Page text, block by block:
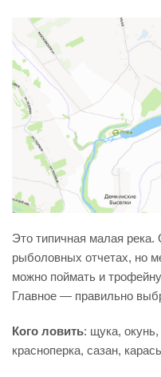
Это типичная малая
рыболовных отчетах, но
можно поймать и
Главное — правильно
Кого ловить: щука, окунь,
красноперка, сазан,